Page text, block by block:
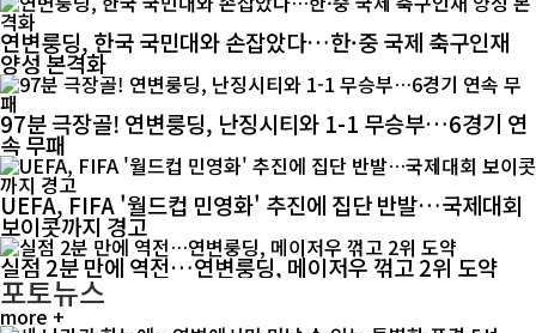
연변룽딩, 한국 국민대와 손잡았다…한·중 국제 축구인재
양성 본격화
97분 극장골! 연변룽딩, 난징시티와 1-1 무승부…6경기 연
속 무패
UEFA, FIFA '월드컵 민영화' 추진에 집단 반발…국제대회
보이콧까지 경고
실점 2분 만에 역전…연변룽딩, 메이저우 꺾고 2위 도약
포토뉴스
more +